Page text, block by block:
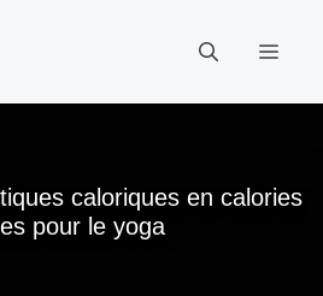
caloriques en calories
pour le yoga